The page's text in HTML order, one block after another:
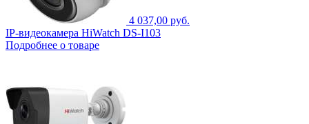
4 037,00 руб.
IP-видеокамера HiWatch DS-I103
Подробнее о товаре